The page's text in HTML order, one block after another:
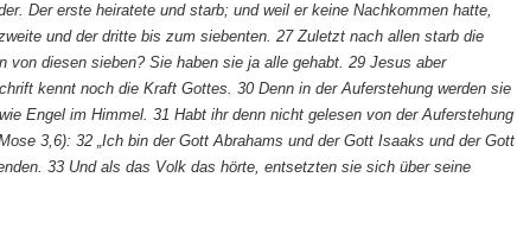
Der erste heiratete und starb; und weil er keine Nachkommen hatte,
und der dritte bis zum siebenten. 27 Zuletzt nach allen starb die
diesen sieben? Sie haben sie ja alle gehabt. 29 Jesus aber
kennt noch die Kraft Gottes. 30 Denn in der Auferstehung werden sie
Engel im Himmel. 31 Habt ihr denn nicht gelesen von der Auferstehung
3,6): 32 „Ich bin der Gott Abrahams und der Gott Isaaks und der Gott
33 Und als das Volk das hörte, entsetzten sie sich über seine